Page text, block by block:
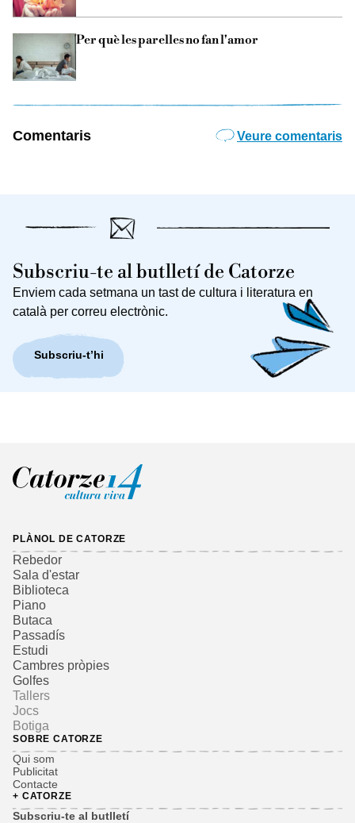
Per què les parelles no fan l'amor
Comentaris Veure comentaris
Subscriu-te al butlletí de Catorze
Enviem cada setmana un tast de cultura i literatura en
català per correu electrònic.
Subscriu-t’hi
PLÀNOL DE CATORZE
Rebedor
Sala d'estar
Biblioteca
Piano
Butaca
Passadís
Estudi
Cambres pròpies
Golfes
Tallers
Jocs
Botiga
SOBRE CATORZE
Qui som
Publicitat
Contacte
+ CATORZE
Subscriu-te al butlletí